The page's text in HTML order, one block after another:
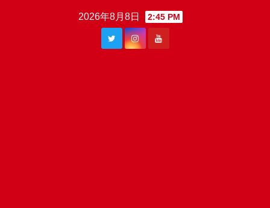
2026年8月8日 2:45 PM